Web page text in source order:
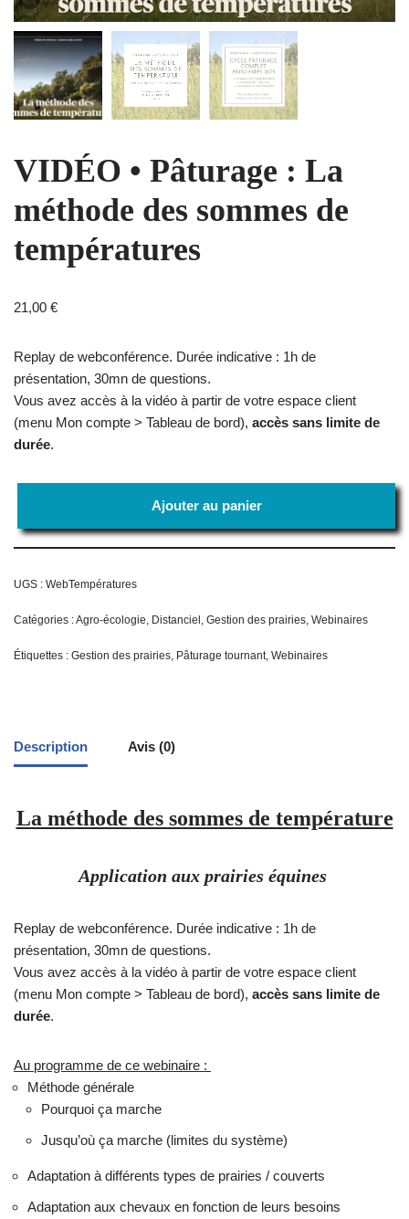
VIDÉO • Pâturage : La
méthode des sommes de
températures
21,00 €
Replay de webconférence. Durée indicative : 1h de
présentation, 30mn de questions.
Vous avez accès à la vidéo à partir de votre espace client
(menu Mon compte > Tableau de bord), accès sans limite de
durée.
Ajouter au panier
UGS : WebTempératures
Catégories :Agro-écologie, Distanciel , Gestion des prairies, Webinaires
Étiquettes : Gestion des prairies, Pâturage tournant, Webinaires
Description Avis (0)
La méthode des sommes de température
Application aux prairies équines
Replay de webconférence. Durée indicative : 1h de
présentation, 30mn de questions.
Vous avez accès à la vidéo à partir de votre espace client
(menu Mon compte > Tableau de bord), accès sans limite de
durée.
Au programme de ce webinaire :
Méthode générale
Pourquoi ça marche
Jusqu’où ça marche (limites du système)
Adaptation à différents types de prairies / couverts
Adaptation aux chevaux en fonction de leurs besoins